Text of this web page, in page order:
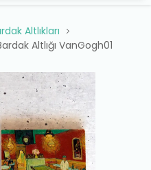
Altlıkları
Altlığı VanGogh01